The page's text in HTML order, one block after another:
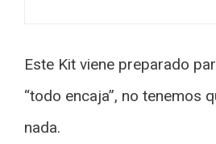
Este Kit viene preparado
“todo encaja”, no tenemos
nada.